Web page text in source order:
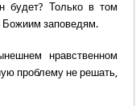
будет? Только в том
Божиим заповедям.
нравственном
проблему не решать,